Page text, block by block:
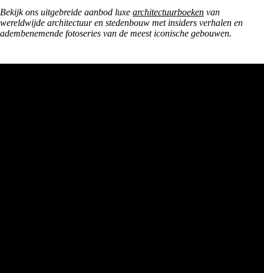
Bekijk ons uitgebreide aanbod luxe architectuurboeken van
wereldwijde architectuur en stedenbouw met insiders verhalen en
adembenemende fotoseries van de meest iconische gebouwen.